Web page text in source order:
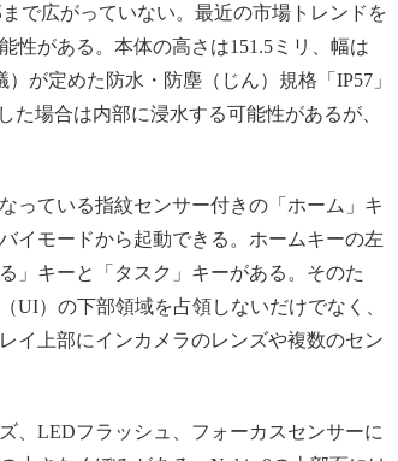
で広がっていない。最近の市場トレンドを
性がある。本体の高さは151.5ミリ、幅は
が定めた防水・防塵（じん）規格「IP57」
た場合は内部に浸水する可能性があるが、
っている指紋センサー付きの「ホーム」キ
イモードから起動できる。ホームキーの左
」キーと「タスク」キーがある。そのた
UI）の下部領域を占領しないだけでなく、
イ上部にインカメラのレンズや複数のセン
、LEDフラッシュ、フォーカスセンサーに